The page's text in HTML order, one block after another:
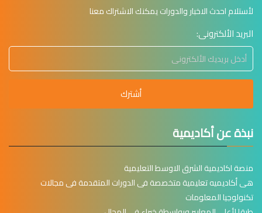
لأستلام احدث الاخبار والدورات يمكنك الاشتراك معنا
البريد الألكترونى:
أشترك
نبذة عن أكاديمية
منصة اكاديمية الشرق الاوسط التعليمية
هى أكاديميه تعليمية متخصصة فى الدورات المتقدمة فى مجالات
تكنولوجيا المعلومات